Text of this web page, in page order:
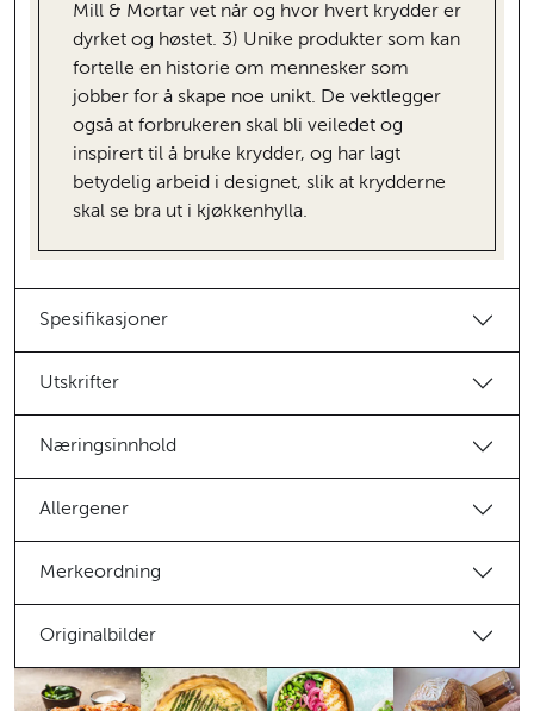
Mill & Mortar vet når og hvor hvert krydder er
dyrket og høstet. 3) Unike produkter som kan
fortelle en historie om mennesker som
jobber for å skape noe unikt. De vektlegger
også at forbrukeren skal bli veiledet og
inspirert til å bruke krydder, og har lagt
betydelig arbeid i designet, slik at krydderne
skal se bra ut i kjøkkenhylla.
Spesifikasjoner
Utskrifter
Næringsinnhold
Allergener
Merkeordning
Originalbilder